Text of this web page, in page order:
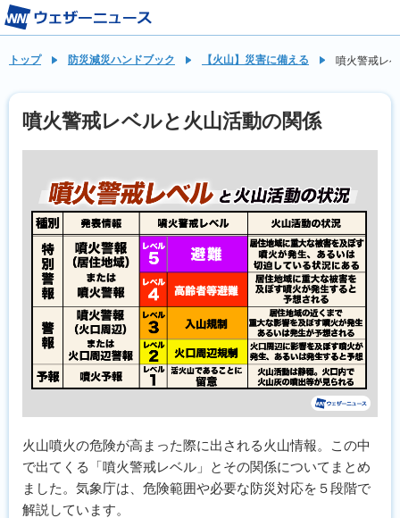
トップ 防災減災ハンドブック 【火山】災害に備える 噴火警戒レ
噴火警戒レベルと火山活動の関係
火山噴火の危険が高まった際に出される火山情報。この中
で出てくる「噴火警戒レベル」とその関係についてまとめ
ました。気象庁は、危険範囲や必要な防災対応を５段階で
解説しています。